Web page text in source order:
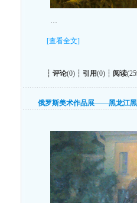
…
[查看全文]
┆ 评论(0) ┆ 引用(0) ┆ 阅读
俄罗斯美术作品展——黑龙江